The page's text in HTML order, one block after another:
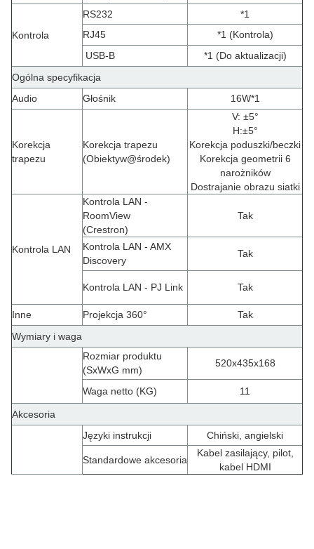
Kontrola
RS232
*1
RJ45
*1 (Kontrola)
USB-B
*1 (Do aktualizacji)
Ogólna specyfikacja
Audio
Głośnik 16W*1
Korekcja
trapezu
Korekcja trapezu
(Obiektyw@środek)
V: ±5°
H:±5°
Korekcja poduszki/beczki
Korekcja geometrii 6
narożników
Dostrajanie obrazu siatki
Kontrola LAN
Kontrola LAN -
RoomView
(Crestron)
Tak
Kontrola LAN - AMX
Discovery
Tak
Kontrola LAN - PJ Link Tak
Inne Projekcja 360°
Tak
Wymiary i waga
Rozmiar produktu
(SxWxG mm)
520x435x168
Waga netto (KG) 11
Akcesoria
Języki instrukcji
Chiński, angielski
Standardowe akcesoria
Kabel zasilający, pilot,
kabel HDMI